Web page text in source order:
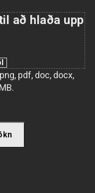
að hlaða upp
pdf, doc, docx,